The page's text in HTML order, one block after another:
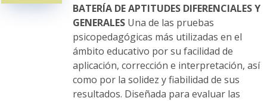
elegir
en
la
página
de
producto
BATERÍA DE APTITUDES DIFERENCIALES Y
GENERALESUna de las pruebas
psicopedagógicas más utilizadas en el
ámbito educativo por su facilidad de
aplicación, corrección e interpretación, así
como por la solidez y fiabilidad de sus
resultados. Diseñada para evaluar las